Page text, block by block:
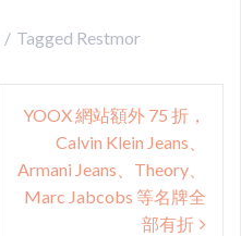
Tagged Restmor
YOOX 網站額外 75 折，
Calvin Klein Jeans、
Armani Jeans、Theory、
Marc Jabcobs 等名牌全
部有折